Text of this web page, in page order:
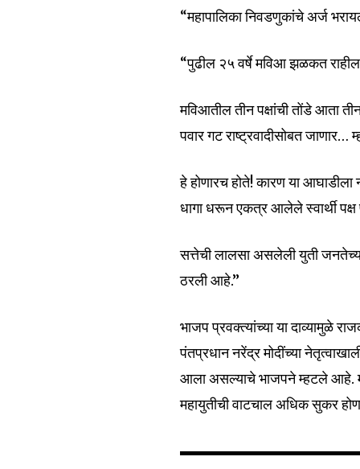
the subscribe button below.
won't spam your inbox. Your
6,300
“महापालिका निवडणुकांचे अर्ज
“पुढील २५ वर्षे मविआ झळकत
मविआतील तीन पक्षांची तोंडे आता
पवार गट राष्ट्रवादीसोबत
हे होणारच होते! कारण या आघाडीला
धागा धरून एकत्र आलेले स्वार्थी
सत्तेची लालसा असलेली युती
ठरली आहे.”
भाजप प्रवक्त्यांच्या या दाव्यामुळे
पंतप्रधान नरेंद्र मोदींच्या
आला असल्याचे भाजपने म्हटले आहे.
महायुतीची वाटचाल अधिक सुकर